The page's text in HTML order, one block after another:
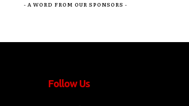
- A WORD FROM OUR SPONSORS -
Follow Us